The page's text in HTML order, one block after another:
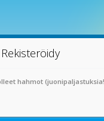
Rekisteröidy
hahmot